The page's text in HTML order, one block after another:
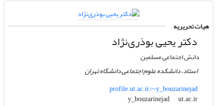
هیات تحریریه
دکتر یحیی بوذری‌نژاد
دانش اجتماعی مسلمین
استاد، دانشکده علوم اجتماعی دانشگاه تهران
profile.ut.ac.ir/~y_bouzarinejad
y_bouzarinejad
ut.ac.ir